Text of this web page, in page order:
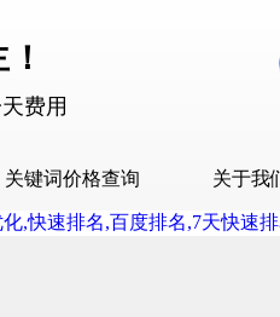
费用
关键词价格查询 关于我